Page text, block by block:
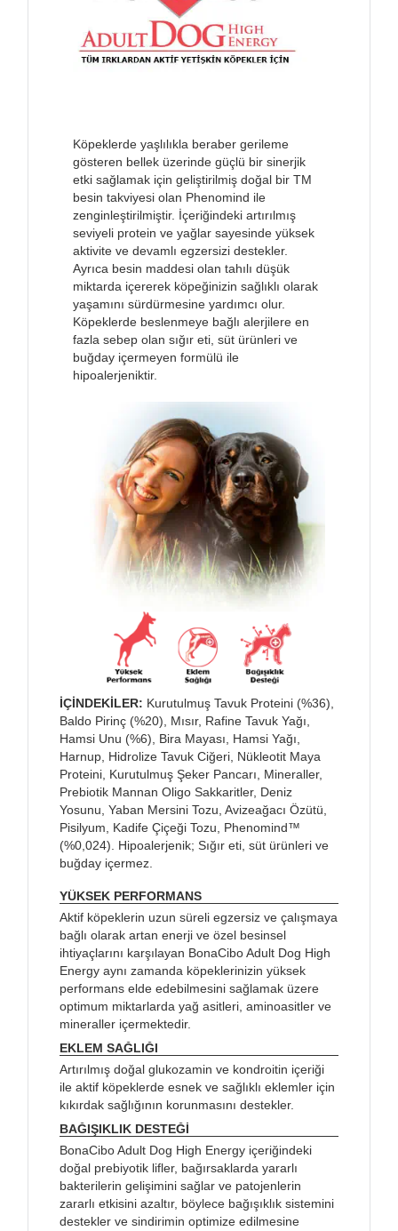
Köpeklerde yaşlılıkla beraber gerileme
gösteren bellek üzerinde güçlü bir sinerjik
etki sağlamak için geliştirilmiş doğal bir TM
besin takviyesi olan Phenomind ile
zenginleştirilmiştir. İçeriğindeki artırılmış
seviyeli protein ve yağlar sayesinde yüksek
aktivite ve devamlı egzersizi destekler.
Ayrıca besin maddesi olan tahılı düşük
miktarda içererek köpeğinizin sağlıklı olarak
yaşamını sürdürmesine yardımcı olur.
Köpeklerde beslenmeye bağlı alerjilere en
fazla sebep olan sığır eti, süt ürünleri ve
buğday içermeyen formülü ile
hipoalerjeniktir.
İÇİNDEKİLER: Kurutulmuş Tavuk Proteini (%36),
Baldo Pirinç (%20), Mısır, Rafine Tavuk Yağı,
Hamsi Unu (%6), Bira Mayası, Hamsi Yağı,
Harnup, Hidrolize Tavuk Ciğeri, Nükleotit Maya
Proteini, Kurutulmuş Şeker Pancarı, Mineraller,
Prebiotik Mannan Oligo Sakkaritler, Deniz
Yosunu, Yaban Mersini Tozu, Avizeağacı Özütü,
Pisilyum, Kadife Çiçeği Tozu, Phenomind™
(%0,024). Hipoalerjenik; Sığır eti, süt ürünleri ve
buğday içermez.
YÜKSEK PERFORMANS
Aktif köpeklerin uzun süreli egzersiz ve çalışmaya
bağlı olarak artan enerji ve özel besinsel
ihtiyaçlarını karşılayan BonaCibo Adult Dog High
Energy aynı zamanda köpeklerinizin yüksek
performans elde edebilmesini sağlamak üzere
optimum miktarlarda yağ asitleri, aminoasitler ve
mineraller içermektedir.
EKLEM SAĞLIĞI
Artırılmış doğal glukozamin ve kondroitin içeriği
ile aktif köpeklerde esnek ve sağlıklı eklemler için
kıkırdak sağlığının korunmasını destekler.
BAĞIŞIKLIK DESTEĞİ
BonaCibo Adult Dog High Energy içeriğindeki
doğal prebiyotik lifler, bağırsaklarda yararlı
bakterilerin gelişimini sağlar ve patojenlerin
zararlı etkisini azaltır, böylece bağışıklık sistemini
destekler ve sindirimin optimize edilmesine